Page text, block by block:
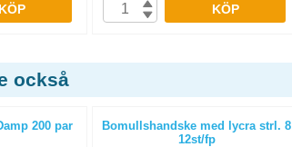
KÖP KÖP
också
200 par
Bomullshandske med lycra strl. 8
12st/fp